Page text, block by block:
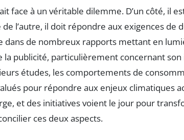
face à un véritable dilemme. D’un côté, il
l’autre, il doit répondre aux exigences de
dans de nombreux rapports mettant en
la publicité, particulièrement concernant
études, les comportements de
pour répondre aux enjeux climatiques
et des initiatives voient le jour pour
ces deux aspects.